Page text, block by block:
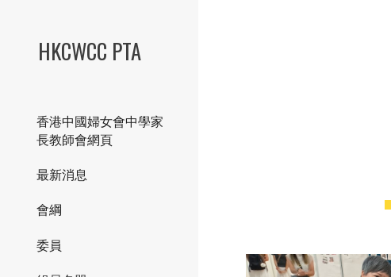
HKCWCC PTA
香港中國婦女會中學家
長教師會網頁
最新消息
會綱
委員